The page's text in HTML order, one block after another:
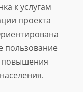
к услугам
проекта
пользование
повышения